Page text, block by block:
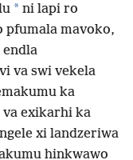
* ni lapi ro
pfumala mavoko,
endla
va swi vekela
ka
exikarhi ka
xi landzeriwa
hinkwawo